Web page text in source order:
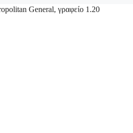
General, γραφείο 1.20